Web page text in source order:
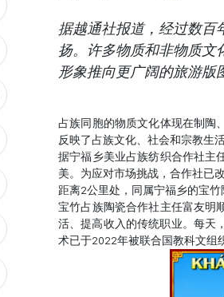
据越通社报道，经过数百
扬。许多物质和非物质文
形象推向更广阔的旅游版
占族同胞的物质文化体现在制陶
反映了占族文化、社会和宗教生活
据宁福乡美业占族纺织合作社主
美。为应对市场挑战，合作社已
距离2公里处，同属宁福乡的宝
宝竹占族陶瓷合作社主任富友明
活、提高收入的传统职业。每天
术已于2022年被联合国教科文组